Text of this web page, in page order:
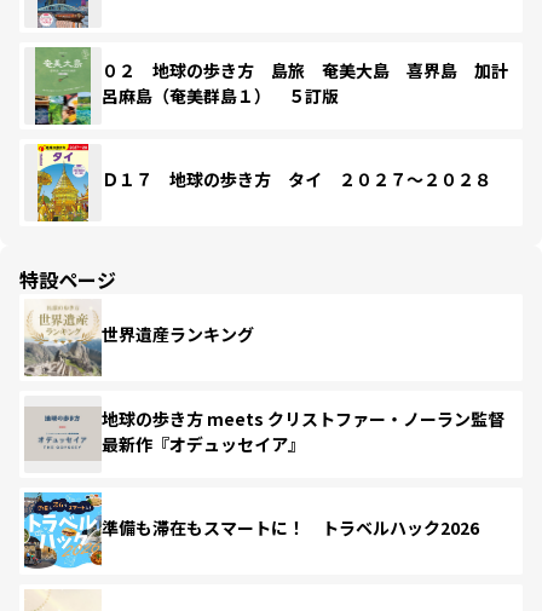
０２ 地球の歩き方 島旅 奄美大島 喜界島 加計
呂麻島（奄美群島１） ５訂版
Ｄ１７ 地球の歩き方 タイ ２０２７～２０２８
特設ページ
世界遺産ランキング
地球の歩き方 meets クリストファー・ノーラン監督
最新作『オデュッセイア』
準備も滞在もスマートに！ トラベルハック2026